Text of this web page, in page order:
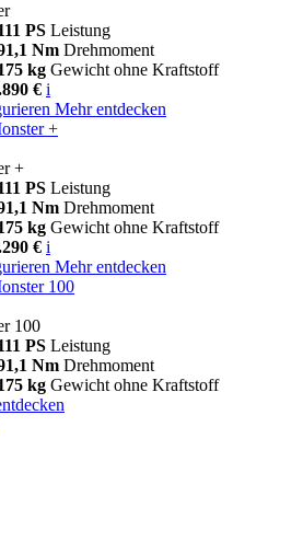
PS Leistung
Nm Drehmoment
kg Gewicht ohne Kraftstoff
€ i
Mehr entdecken
+
+
PS Leistung
Nm Drehmoment
kg Gewicht ohne Kraftstoff
€ i
Mehr entdecken
100
100
PS Leistung
Nm Drehmoment
kg Gewicht ohne Kraftstoff